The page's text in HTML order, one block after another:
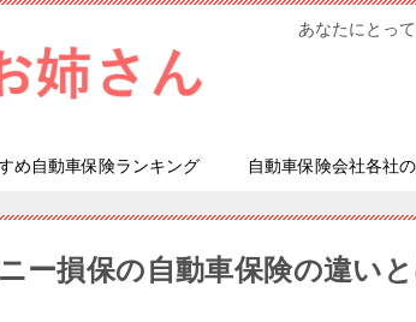
あなたにとっ
め自動車保険ランキング 自動車保険会社各社
ー損保の自動車保険の違い